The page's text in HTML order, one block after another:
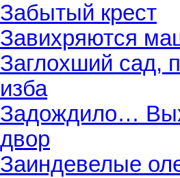
Забытый крест
Завихряются
Заглохший сад,
изба
Задождило…
двор
Заиндевелые